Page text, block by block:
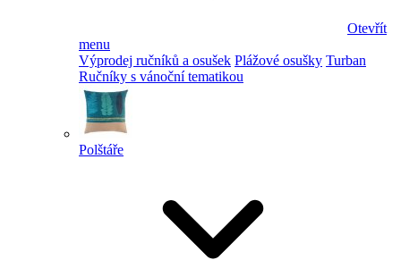
Otevřít
menu
Výprodej ručníků a osušek Plážové osušky Turban
Ručníky s vánoční tematikou
Polštáře